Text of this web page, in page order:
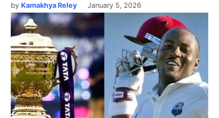
by Kamakhya Reley January 5, 2026